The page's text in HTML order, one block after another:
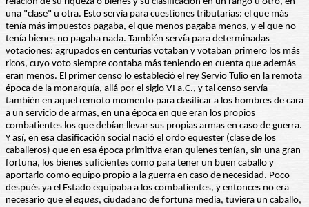
una "clase" u otra. Esto servía para cuestiones tributarias: el que más
tenía más impuestos pagaba, el que menos pagaba menos, y el que no
tenía bienes no pagaba nada. También servía para determinadas
votaciones: agrupados en centurias votaban y votaban primero los más
ricos, cuyo voto siempre contaba más teniendo en cuenta que además
eran menos. El primer censo lo estableció el rey Servio Tulio en la remota
época de la monarquía, allá por el siglo VI a.C., y tal censo servía
también en aquel remoto momento para clasificar a los hombres de cara
a un servicio de armas, en una época en que eran los propios
combatientes los que debían llevar sus propias armas en caso de guerra.
Y así, en esa clasificación social nació el ordo equester (clase de los
caballeros) que en esa época primitiva eran quienes tenían, sin una gran
fortuna, los bienes suficientes como para tener un buen caballo y
aportarlo como equipo propio a la guerra en caso de necesidad. Poco
después ya el Estado equipaba a los combatientes, y entonces no era
necesario que el eques, ciudadano de fortuna media, tuviera un caballo,